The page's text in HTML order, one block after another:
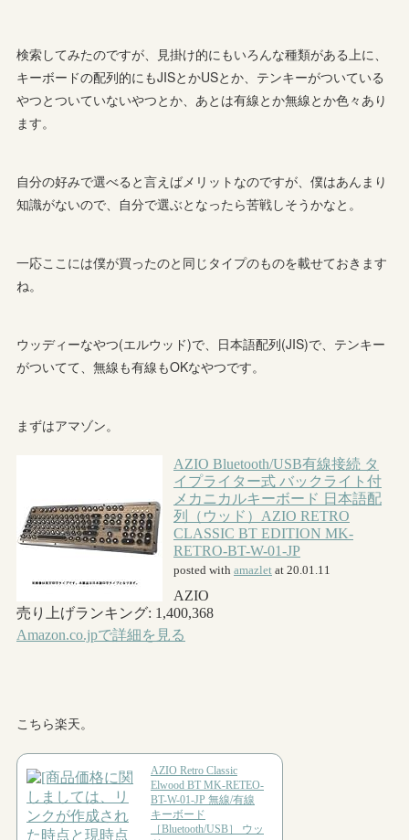
検索してみたのですが、見掛け的にもいろんな種類がある上に、
キーボードの配列的にもJISとかUSとか、テンキーがついている
やつとついていないやつとか、あとは有線とか無線とか色々あり
ます。
自分の好みで選べると言えばメリットなのですが、僕はあんまり
知識がないので、自分で選ぶとなったら苦戦しそうかなと。
一応ここには僕が買ったのと同じタイプのものを載せておきます
ね。
ウッディーなやつ(エルウッド)で、日本語配列(JIS)で、テンキー
がついてて、無線も有線もOKなやつです。
まずはアマゾン。
こちら楽天。